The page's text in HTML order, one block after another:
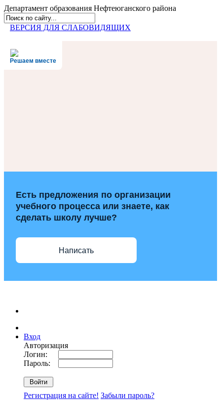
Департамент образования Нефтеюганского района
ВЕРСИЯ ДЛЯ СЛАБОВИДЯЩИХ
Решаем вместе
Есть предложения по организации
учебного процесса или знаете, как
сделать школу лучше?
Написать
Вход
Авторизация
Логин:
Пароль:
Регистрация на сайте! Забыли пароль?